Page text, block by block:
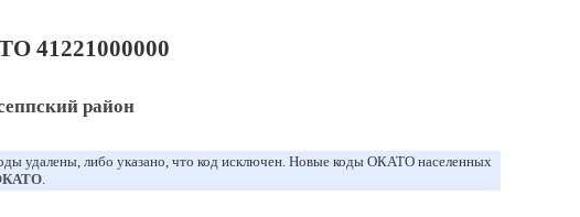
41221000000
район
удалены, либо указано, что код исключен. Новые коды ОКАТО населенных
.